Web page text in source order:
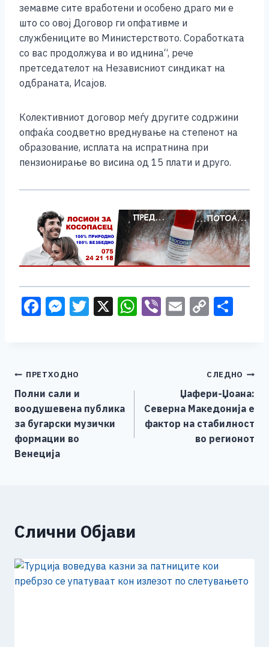
земавме сите вработени и особено драго ми е
што со овој Договор ги опфативме и
службениците во Министерството. Соработката
со вас продолжува и во иднина“, рече
претседателот на Независниот синдикат на
одбраната, Исајов.
Колективниот договор меѓу другите содржини
опфаќа соодветно вреднување на степенот на
образование, исплата на испратнина при
пензионирање во висина од 15 плати и друго.
F
b
o
o
k
M
n
g
er
T X W
p
p
Vi E C
Li
n
k
Навигација
на
напис
ПРЕТХОДНО
Полни сали и
воодушевена публика
за бугарски музички
формации во
Венеција
СЛЕДНО
Џафери-Џоана:
Северна Македонија е
фактор на стабилност
во регионот
Слични Објави